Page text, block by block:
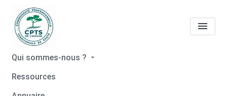
Qui sommes-nous ?
Ressources
EHPAD Olivier Darblade